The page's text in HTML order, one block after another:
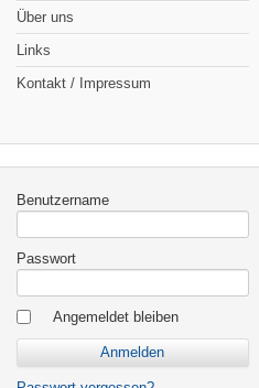
Über uns
Links
Kontakt / Impressum
Benutzername
Passwort
Angemeldet bleiben